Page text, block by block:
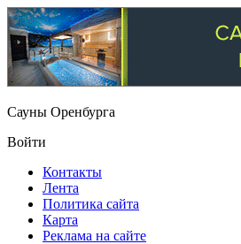
Сауны Оренбурга
Войти
Контакты
Лента
Политика сайта
Карта
Реклама на сайте